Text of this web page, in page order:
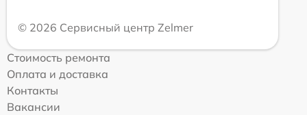
© 2026 Сервисный центр Zelmer
Стоимость ремонта
Оплата и доставка
Контакты
Вакансии